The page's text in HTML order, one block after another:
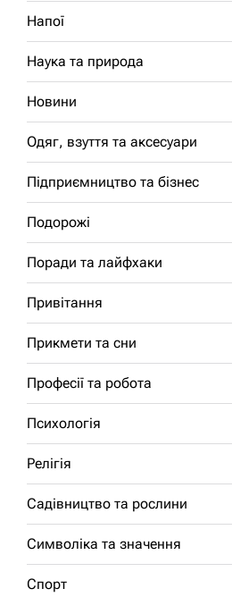
Напої
Наука та природа
Новини
Одяг, взуття та аксесуари
Підприємництво та бізнес
Подорожі
Поради та лайфхаки
Привітання
Прикмети та сни
Професії та робота
Психологія
Релігія
Садівництво та рослини
Символіка та значення
Спорт